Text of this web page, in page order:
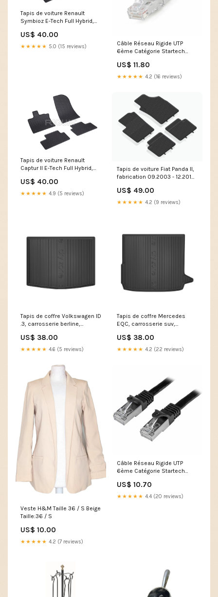
Tapis de voiture Renault
Symbioz E-Tech Full Hybrid,
carrosserie suv | 905007
Ypsilon III MHEV
US$ 40.00
★★★★★ 5.0 (15 reviews)
Câble Réseau Rigide UTP
6ème Catégorie Startech
category-reference-2874
US$ 11.80
★★★★★ 4.2 (16 reviews)
Tapis de voiture Renault
Captur II E-Tech Full Hybrid,
carrosserie suv | 905007 an
fabricatie 2010 - 12.2014
US$ 40.00
★★★★★ 4.9 (5 reviews)
Tapis de voiture Fiat Panda II,
fabrication 09.2003 - 12.2012,
US$ 49.00
★★★★★ 4.2 (9 reviews)
Tapis de coffre Volkswagen ID
.3, carrosserie berline,
coffre supérieur | DZ412118
05.2019 - 08.2024
US$ 38.00
★★★★★ 4.6 (5 reviews)
Tapis de coffre Mercedes
EQC, carrosserie suv,
la roue complète- normal |
DZ413610 an fabricatie
US$ 38.00
★★★★★ 4.2 (22 reviews)
Veste H&M Taille 36 / S Beige
Taille:36 / S
US$ 10.00
★★★★★ 4.2 (7 reviews)
Câble Réseau Rigide UTP
6ème Catégorie Startech
Marque_Solera
US$ 10.70
★★★★★ 4.4 (20 reviews)